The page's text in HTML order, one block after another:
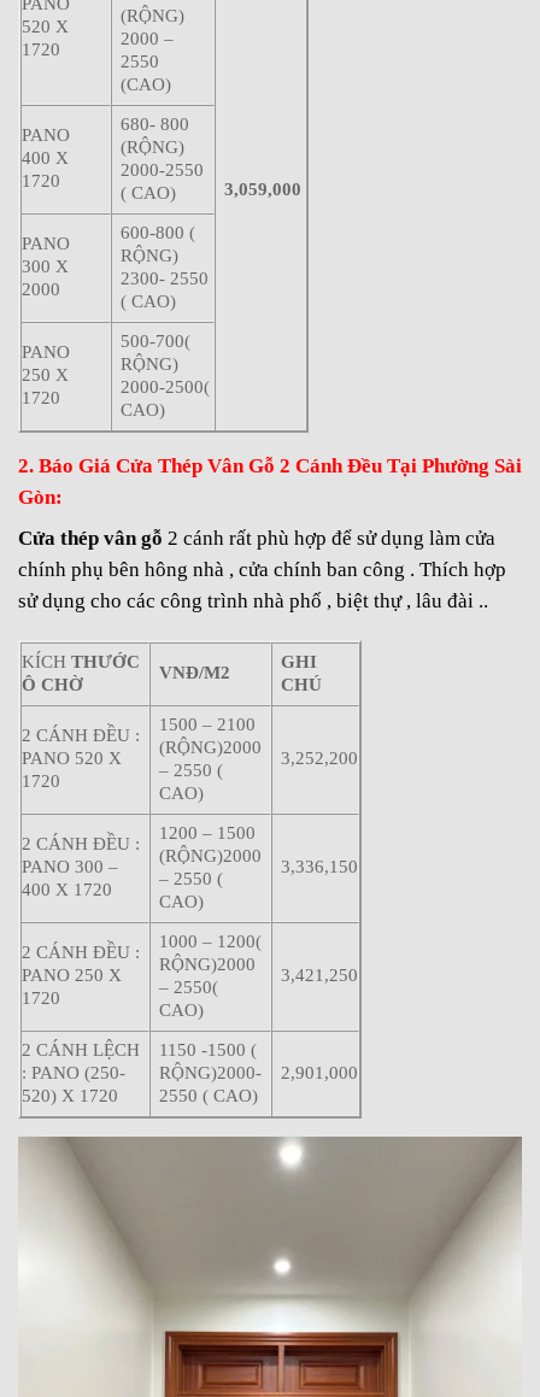
PANO
520 X
1720
(RỘNG)
2000 –
2550
(CAO)
3,059,000
PANO
400 X
1720
680- 800
(RỘNG)
2000-2550
( CAO)
PANO
300 X
2000
600-800 (
RỘNG)
2300- 2550
( CAO)
PANO
250 X
1720
500-700(
RỘNG)
2000-2500(
CAO)
2. Báo Giá Cửa Thép Vân Gỗ 2 Cánh Đều Tại Phường Sài
Gòn:
Cửa thép vân gỗ 2 cánh rất phù hợp để sử dụng làm cửa
chính phụ bên hông nhà , cửa chính ban công . Thích hợp
sử dụng cho các công trình nhà phố , biệt thự , lâu đài ..
KÍCH THƯỚC
Ô CHỜ
VNĐ/M2
GHI
CHÚ
2 CÁNH ĐỀU :
PANO 520 X
1720
1500 – 2100
(RỘNG)2000
– 2550 (
CAO)
3,252,200
2 CÁNH ĐỀU :
PANO 300 –
400 X 1720
1200 – 1500
(RỘNG)2000
– 2550 (
CAO)
3,336,150
2 CÁNH ĐỀU :
PANO 250 X
1720
1000 – 1200(
RỘNG)2000
– 2550(
CAO)
3,421,250
2 CÁNH LỆCH
: PANO (250-
520) X 1720
1150 -1500 (
RỘNG)2000-
2550 ( CAO)
2,901,000